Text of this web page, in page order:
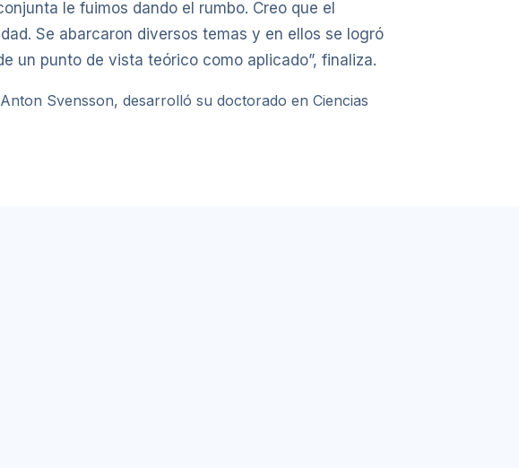
le fuimos dando el rumbo. Creo que el
Se abarcaron diversos temas y en ellos se logró
un punto de vista teórico como aplicado”, finaliza.
Svensson, desarrolló su doctorado en Ciencias